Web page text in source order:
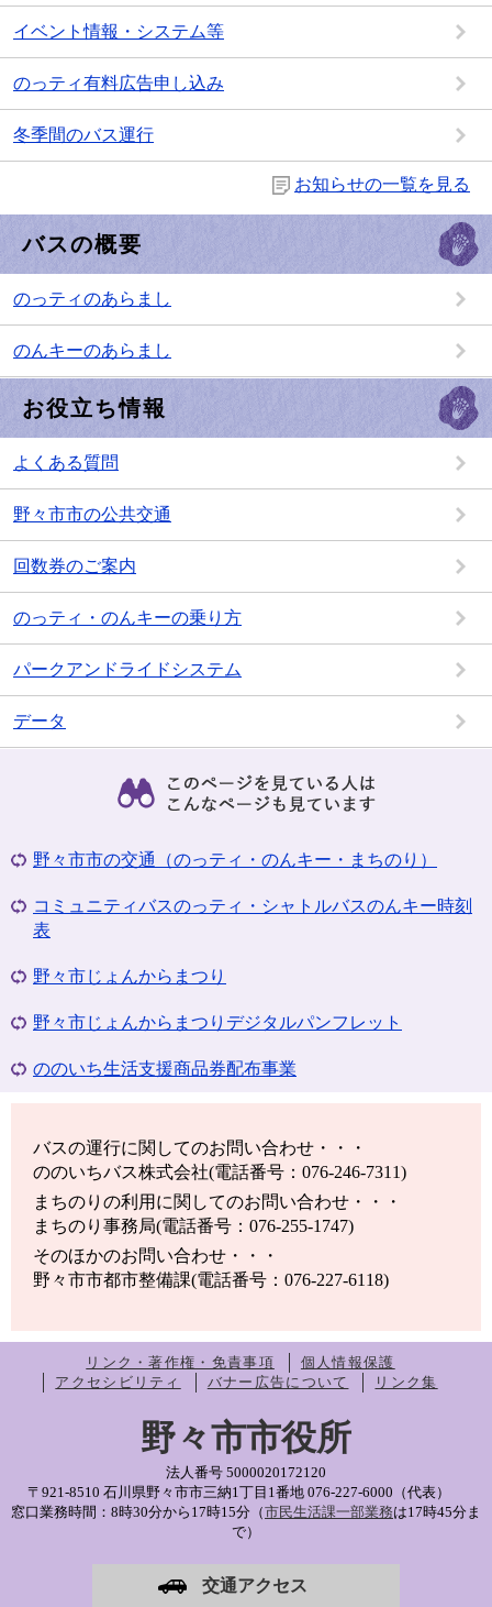
イベント情報・システム等
のっティ有料広告申し込み
冬季間のバス運行
お知らせの一覧を見る
バスの概要
のっティのあらまし
のんキーのあらまし
お役立ち情報
よくある質問
野々市市の公共交通
回数券のご案内
のっティ・のんキーの乗り方
パークアンドライドシステム
データ
野々市市の交通（のっティ・のんキー・まちのり）
コミュニティバスのっティ・シャトルバスのんキー時刻
表
野々市じょんからまつり
野々市じょんからまつりデジタルパンフレット
ののいち生活支援商品券配布事業
バスの運行に関してのお問い合わせ・・・
ののいちバス株式会社(電話番号：076-246-7311)
まちのりの利用に関してのお問い合わせ・・・
まちのり事務局(電話番号：076-255-1747)
そのほかのお問い合わせ・・・
野々市市都市整備課(電話番号：076-227-6118)
リンク・著作権・免責事項
個人情報保護
アクセシビリティ
バナー広告について リンク集
野々市市役所
法人番号 5000020172120
〒921-8510 石川県野々市市三納1丁目1番地 076-227-6000（代表）
窓口業務時間：8時30分から17時15分（市民生活課一部業務は17時45分ま
で）
交通アクセス